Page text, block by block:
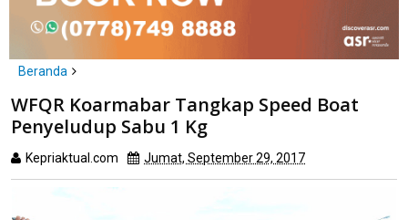
Beranda
tanjungpinang
WFQR Koarmabar Tangkap Speed Boat Penyeludup Sabu 1 Kg
WFQR Koarmabar Tangkap Speed Boat
Penyeludup Sabu 1 Kg
Kepriaktual.com Jumat, September 29, 2017